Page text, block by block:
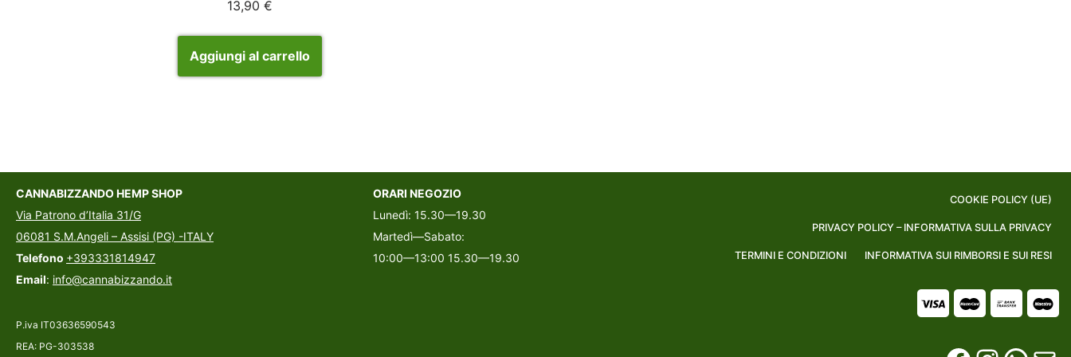
13,90€
Aggiungi al carrello
CANNABIZZANDO HEMP SHOP
Via Patrono d’Italia 31/G
06081 S.M.Angeli – Assisi (PG) -ITALY
Telefono +393331814947
Email: info@cannabizzando.it
P.iva IT03636590543
REA: PG-303538
ORARI NEGOZIO
Lunedì: 15.30—19.30
Martedì—Sabato:
10:00—13:00 15.30—19.30
COOKIE POLICY (UE)
PRIVACY POLICY – INFORMATIVA SULLA PRIVACY
TERMINI E CONDIZIONI INFORMATIVA SUI RIMBORSI E SUI RESI